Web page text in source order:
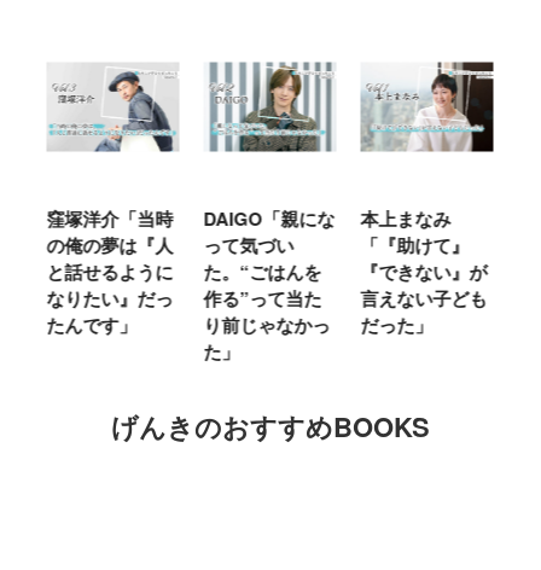
窪塚洋介「当時
の俺の夢は『人
と話せるように
なりたい』だっ
たんです」
DAIGO「親にな
って気づい
た。“ごはんを
作る”って当た
り前じゃなかっ
た」
本上まなみ
「『助けて』
『できない』が
言えない子ども
だった」
げんきのおすすめBOOKS